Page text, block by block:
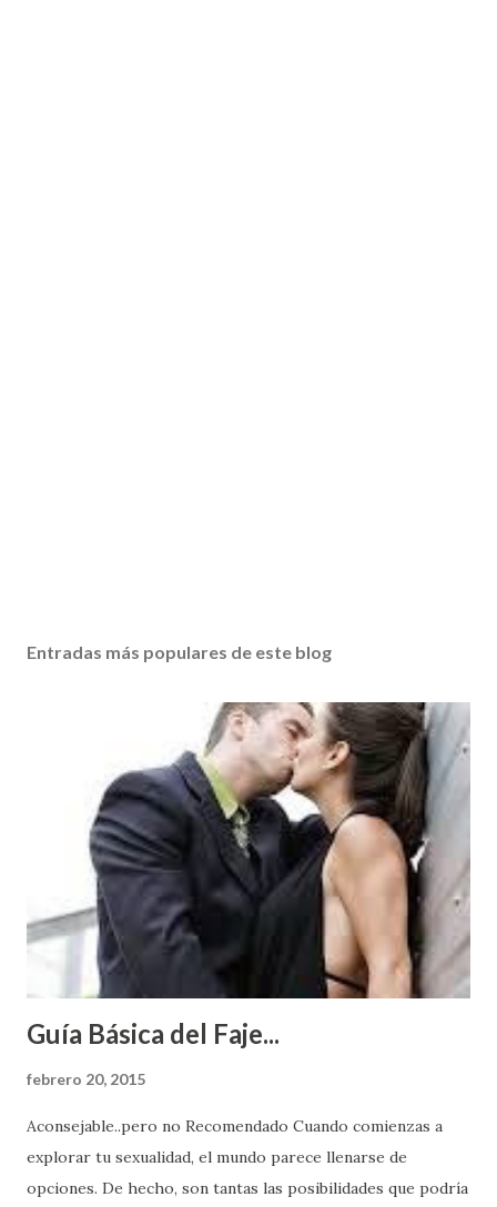
Entradas más populares de este blog
Guía Básica del Faje...
febrero 20, 2015
Aconsejable..pero no Recomendado Cuando comienzas a
explorar tu sexualidad, el mundo parece llenarse de
opciones. De hecho, son tantas las posibilidades que podría